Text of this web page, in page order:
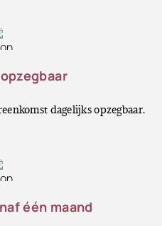
dagelijks opzegbaar.
één maand